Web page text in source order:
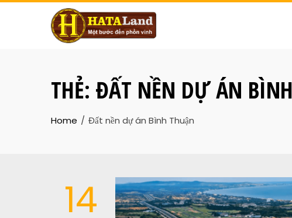
THẺ: ĐẤT NỀN DỰ ÁN
Home Đất nền dự án Bình Thuận
14